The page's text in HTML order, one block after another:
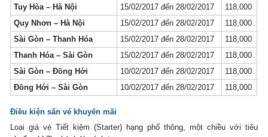
Tuy Hòa – Hà Nội
15/02/2017 đến 28/02/2017
118,000
Quy Nhơn – Hà Nội
15/02/2017 đến 28/02/2017
118,000
Sài Gòn – Thanh Hóa
15/02/2017 đến 28/02/2017
118,000
Thanh Hóa – Sài Gòn
15/02/2017 đến 28/02/2017
118,000
Sài Gòn – Đồng Hới
10/02/2017 đến 28/02/2017
118,000
Đồng Hới – Sài Gòn
10/02/2017 đến 28/02/2017 118,000
Điều kiệnsăn vé khuyến mãi
Loại giá vé Tiết kiệm (Starter) hạng phổ thông, một chiều với tiêu